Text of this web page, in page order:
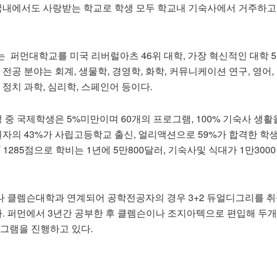
에서도 사랑받는 학교로 학생 모두 학교내 기숙사에서 거주하
퍼먼대학교를 미국 리버럴아츠 46위 대학, 가장 혁신적인 대학
공 분야는 회계, 생물학, 경영학, 화학, 커뮤니케이션 연구, 영어,
치 과학, 심리학, 스페인어 등이다.
국제학생은 5%미만이며 60개의 프로그램, 100% 기숙사 생활
의 43%가 사립고등학교 출신, 얼리액션으로 59%가 합격한 학
점으로 학비는 1년에 5만800달러, 기숙사및 식대가 1만
클렘슨대학과 연계되어 공학전공자의 경우 3+2 듀얼디그리를
퍼먼에서 3년간 공부한 후 클렘슨이나 조지아텍으로 편입해 두
램을 진행하고 있다.